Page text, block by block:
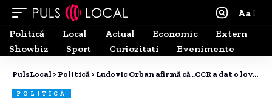
Aa
Politică
Local Actual Economic
Extern
Showbiz
Sport Curiozitati Evenimente
PulsLocal > Politică > Ludovic Orban afirmă că „CCR a dat o lovitură gravă democrației”: „Ăștia vor să dea foc la țară, n-au niciun pic de limită”
POLITICĂ